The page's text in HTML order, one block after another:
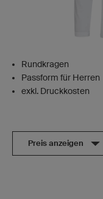
Rundkragen
Passform für Herren
exkl. Druckkosten
Preis anzeigen